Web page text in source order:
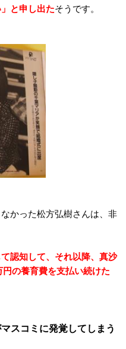
と申し出たそうです。
かった松方弘樹さんは、非
認知して、それ以降、真沙
の養育費を支払い続けた
スコミに発覚してしまう